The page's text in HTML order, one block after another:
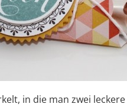
in die man zwei